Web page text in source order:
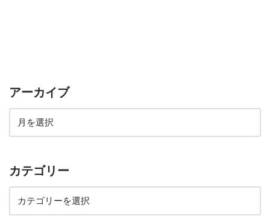
アーカイブ
カテゴリー